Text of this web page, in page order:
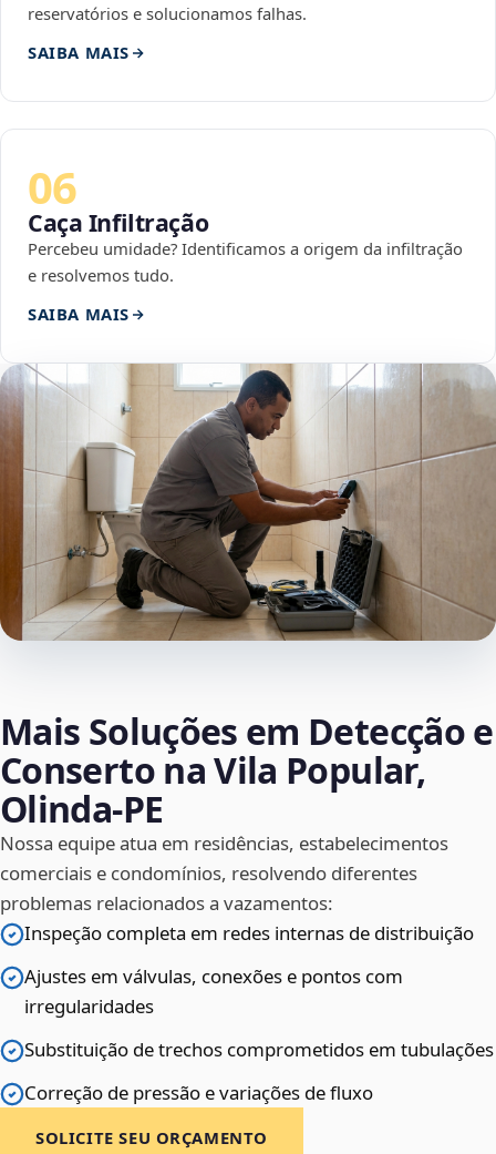
reservatórios e solucionamos falhas.
SAIBA MAIS
06
Caça Infiltração
Percebeu umidade? Identificamos a origem da infiltração
e resolvemos tudo.
SAIBA MAIS
Mais Soluções em Detecção e
Conserto na Vila Popular,
Olinda‑PE
Nossa equipe atua em residências, estabelecimentos
comerciais e condomínios, resolvendo diferentes
problemas relacionados a vazamentos:
Inspeção completa em redes internas de distribuição
Ajustes em válvulas, conexões e pontos com
irregularidades
Substituição de trechos comprometidos em tubulações
Correção de pressão e variações de fluxo
SOLICITE SEU ORÇAMENTO